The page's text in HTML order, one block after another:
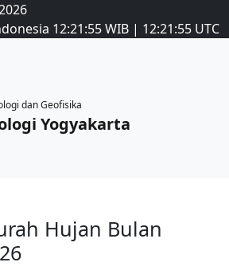
12:21:56WIB | 12:21:56 UTC
dan Geofisika
Yogyakarta
Hujan Bulan